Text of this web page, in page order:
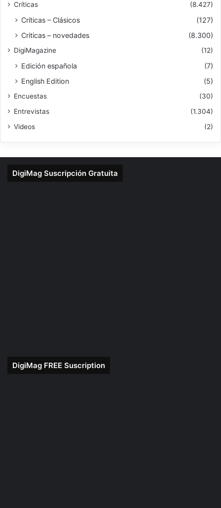
Críticas
(8.427)
Críticas – Clásicos
(127)
Criticas – novedades
(8.300)
DigiMagazine (12)
Edición española
(7)
English Edition
(5)
Encuestas
(30)
Entrevistas
(1.304)
Videos
(2)
DigiMag Suscripción Gratuita
DigiMag FREE Suscription